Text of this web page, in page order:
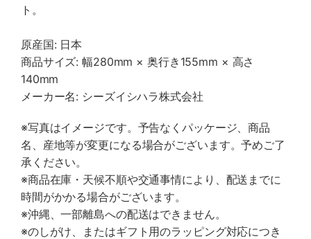
ト。
原産国: 日本
商品サイズ: 幅280mm × 奥行き155mm × 高さ
140mm
メーカー名: シーズイシハラ株式会社
※写真はイメージです。予告なくパッケージ、商品
名、産地等が変更になる場合がございます。予めご了
承ください。
※商品在庫・天候不順や交通事情により、配送までに
時間がかかる場合がございます。
※沖縄、一部離島への配送はできません。
※のしがけ、またはギフト用のラッピング対応につき